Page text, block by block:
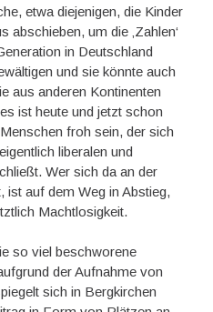
etwa diejenigen, die Kinder
abschieben, um die ‚Zahlen‘
in Deutschland
und sie könnte auch
aus anderen Kontinenten
ist heute und jetzt schon
froh sein, der sich
liberalen und
Wer sich da an der
ist auf dem Weg in Abstieg,
Machtlosigkeit.
so viel beschworene
der Aufnahme von
sich in Bergkirchen